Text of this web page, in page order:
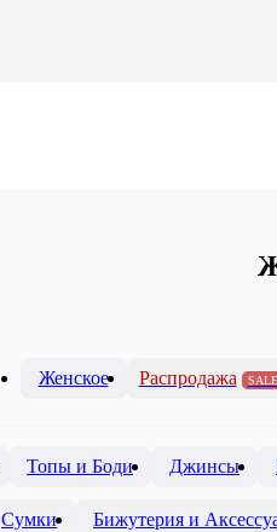
Женское Распродажа SALE
Топы и Боди Джинсы
Сумки Бижутерия и